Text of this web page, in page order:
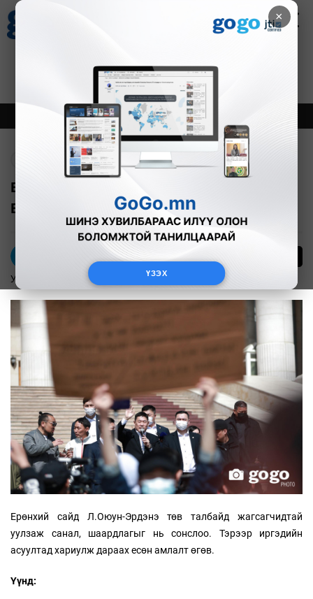
×
ҮЗЭХ
Зурхай
8.07
Онцлох Шинэ
Ерөнхий сайдаас жагсагчдад өгсөн
ЕСӨН амлалт
Улс төр 2022-04-08
Ерөнхий сайд Л.Оюун-Эрдэнэ төв талбайд жагсагчидтай
уулзаж санал, шаардлагыг нь сонслоо. Тэрээр иргэдийн
асуултад хариулж дараах есөн амлалт өгөв.
Үүнд: